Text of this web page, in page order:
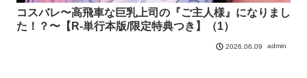
コスバレ〜高飛車な巨乳上司の『ご主人様』になりまし
た！？〜【R-単行本版/限定特典つき】（1）
2026.06.09 admin